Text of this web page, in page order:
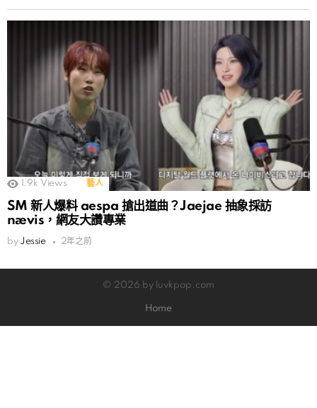
1.9k Views 藝人
SM 新人爆料 aespa 搶出道曲？Jaejae 抽象採訪
nævis，網友大讚專業
by Jessie 2年之前
© 2026 by luvkpop.com
Home